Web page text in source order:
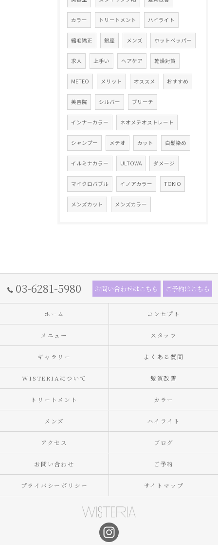
カラー トリートメント ハイライト
縮毛矯正 銀座 メンズ ホットペッパー
求人 上手い ヘアケア 乾燥対策
METEO メリット オススメ おすすめ
美容院 シルバー ブリーチ
インナーカラー ネオメテオストレート
シャンプー メテオ カット 白髪染め
イルミナカラー ULTOWA ダメージ
マイクロバブル イノアカラー TOKIO
メンズカット メンズカラー
03-6281-5980 お問い合わせはこちら ご予約はこちら
ホーム コンセプト
メニュー スタッフ
ギャラリー よくある質問
WISTERIAについて 髪質改善
トリートメント カラー
メンズ ハイライト
アクセス ブログ
お問い合わせ ご予約
プライバシーポリシー サイトマップ